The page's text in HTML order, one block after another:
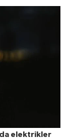
elektrikler